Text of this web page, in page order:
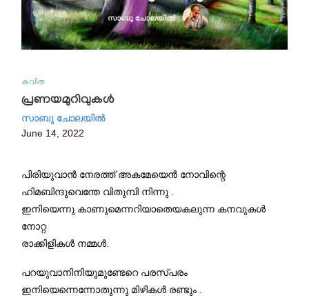
കവിത
പ്രണയമുറിവുകൾ
സാബു ചോലയിൽ
June 14, 2022
പിരിയുവാൻ നേരത്ത് അകമേയെൻ നോവിന്റെ
ഹിമബിന്ദുവെന്തേ വിതുമ്പി നിന്നു .
ഇനിയെന്നു കാണുമെന്നറിയാതെയകലുന്ന കനവുകൾ
നോറ്റ
രാക്കിളികൾ നമ്മൾ.
പറയുവാനിനിയുമുണ്ടേറെ പരസ്പരം
ഇനിയെന്നെന്നോതുന്നു മിഴികൾ രണ്ടും .